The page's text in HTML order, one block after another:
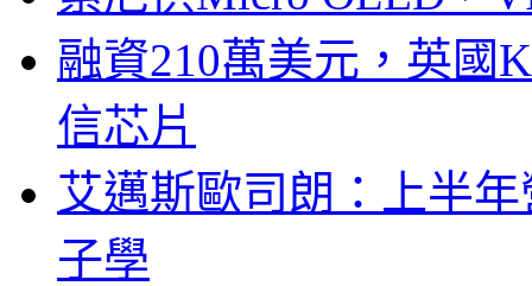
融資210萬美元，英國
信芯片
艾邁斯歐司朗：上半
子學